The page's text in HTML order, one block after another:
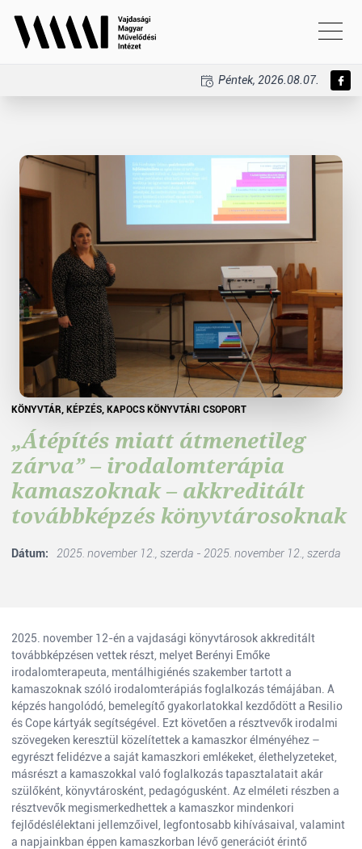
Péntek, 2026.08.07.
KÖNYVTÁR, KÉPZÉS, KAPOCS KÖNYVTÁRI CSOPORT
„Átépítés miatt átmenetileg
zárva” – irodalomterápia
kamaszoknak – akkreditált
továbbképzés könyvtárosoknak
Dátum: 2025. november 12., szerda - 2025. november 12., szerda
2025. november 12-én a vajdasági könyvtárosok akkreditált
továbbképzésen vettek részt, melyet Berényi Emőke
irodalomterapeuta, mentálhigiénés szakember tartott a
kamaszoknak szóló irodalomterápiás foglalkozás témájában. A
képzés hangolódó, bemelegítő gyakorlatokkal kezdődött a Resilio
és Cope kártyák segítségével. Ezt követően a résztvevők irodalmi
szövegeken keresztül közelítettek a kamaszkor élményéhez –
egyrészt felidézve a saját kamaszkori emlékeket, élethelyzeteket,
másrészt a kamaszokkal való foglalkozás tapasztalatait akár
szülőként, könyvtárosként, pedagógusként. Az elméleti részben a
résztvevők megismerkedhettek a kamaszkor mindenkori
fejlődéslélektani jellemzőivel, legfontosabb kihívásaival, valamint
a napjainkban éppen kamaszkorban lévő generációt érintő